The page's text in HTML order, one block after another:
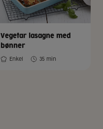
Vegetar lasagne med
bønner
Enkel 35 min